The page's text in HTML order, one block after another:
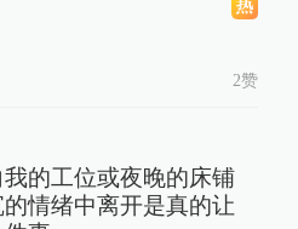
2赞
的工位或夜晚的床铺
情绪中离开是真的让